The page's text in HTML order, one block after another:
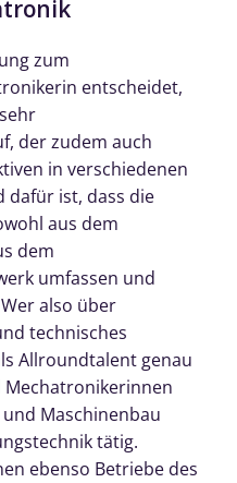
zum
entscheidet,
der zudem auch
in verschiedenen
dafür ist, dass die
aus dem
dem
umfassen und
also über
technisches
Allroundtalent genau
Maschinenbau
tätig.
ebenso Betriebe des